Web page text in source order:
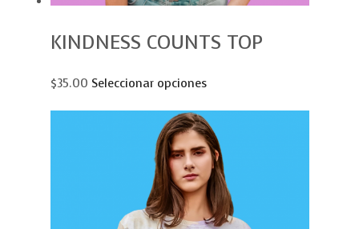
KINDNESS COUNTS TOP
$35.00 Seleccionar opciones